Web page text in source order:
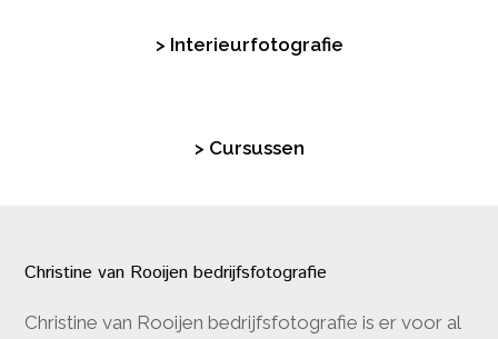
> Interieurfotografie
> Cursussen
Christine van Rooijen bedrijfsfotografie
Christine van Rooijen bedrijfsfotografie is er voor al